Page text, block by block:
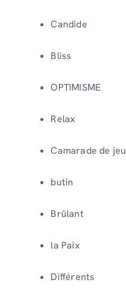
Candide
Bliss
OPTIMISME
Relax
Camarade de jeu
butin
Brûlant
la Paix
Différents